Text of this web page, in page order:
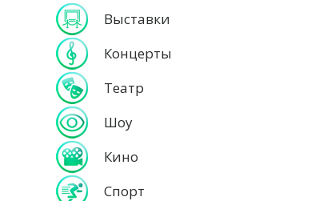
Выставки
Концерты
Театр
Шоу
Кино
Спорт